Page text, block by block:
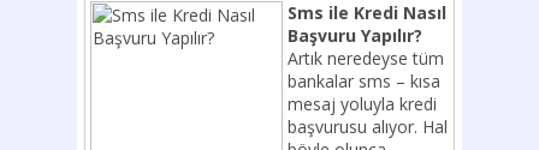
Sms ile Kredi Nasıl
Başvuru Yapılır?
Artık neredeyse tüm
bankalar sms – kısa
mesaj yoluyla kredi
başvurusu alıyor. Hal